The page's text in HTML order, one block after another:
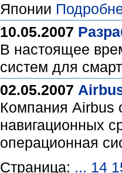
Японии
10.05.2007
В настоящее
систем для
02.05.2007
Компания Airbus
навигационных
операционная
Страница: ... 14